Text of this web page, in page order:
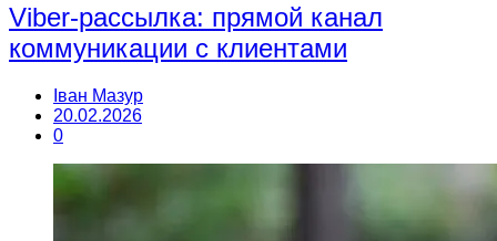
Viber-рассылка: прямой канал
коммуникации с клиентами
Іван Мазур
20.02.2026
0